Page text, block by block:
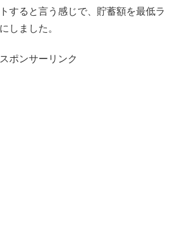
すると言う感じで、貯蓄額を最低ラ
しました。
スポンサーリンク